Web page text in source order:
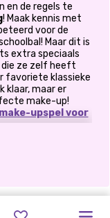
en de regels te
! Maak kennis met
voor de
Maar dit is
extra speciaals
die ze zelf heeft
favoriete klassieke
klaar, maar er
make-up!
make-upspel voor
uplook te creëren
oogschaduw,
ELLIE